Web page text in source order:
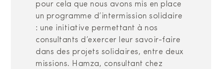
pour cela que nous avons mis en place
un programme d’intermission solidaire
: une initiative permettant à nos
consultants d’exercer leur savoir-faire
dans des projets solidaires, entre deux
missions. Hamza, consultant chez